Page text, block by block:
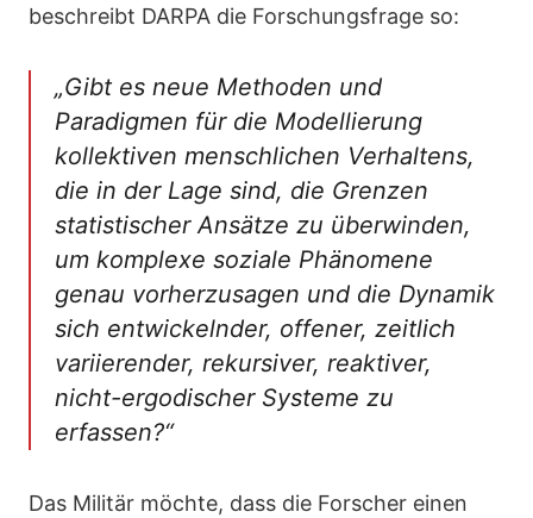
beschreibt DARPA die Forschungsfrage so:
„Gibt es neue Methoden und
Paradigmen für die Modellierung
kollektiven menschlichen Verhaltens,
die in der Lage sind, die Grenzen
statistischer Ansätze zu überwinden,
um komplexe soziale Phänomene
genau vorherzusagen und die Dynamik
sich entwickelnder, offener, zeitlich
variierender, rekursiver, reaktiver,
nicht-ergodischer Systeme zu
erfassen?“
Das Militär möchte, dass die Forscher einen